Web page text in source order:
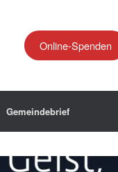
Online-Spenden
Gemeindebrief